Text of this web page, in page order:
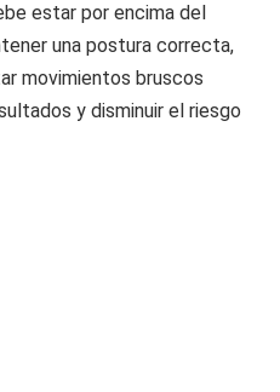
estar por encima del
una postura correcta,
movimientos bruscos
y disminuir el riesgo